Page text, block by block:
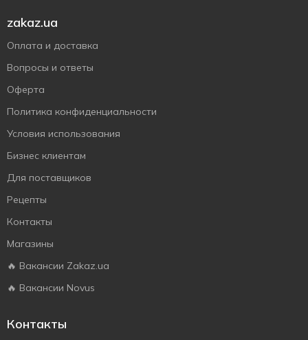
zakaz.ua
Оплата и доставка
Вопросы и ответы
Оферта
Политика конфиденциальности
Условия использования
Бизнес клиентам
Для поставщиков
Рецепты
Контакты
Магазины
🔥 Вакансии Zakaz.ua
🔥 Вакансии Novus
Контакты